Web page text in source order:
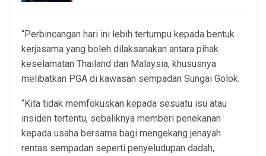
“Perbincangan hari ini lebih tertumpu kepada bentuk
kerjasama yang boleh dilaksanakan antara pihak
keselamatan Thailand dan Malaysia, khususnya
melibatkan PGA di kawasan sempadan Sungai Golok.
“Kita tidak memfokuskan kepada sesuatu isu atau
insiden tertentu, sebaliknya memberi penekanan
kepada usaha bersama bagi mengekang jenayah
rentas sempadan seperti penyeludupan dadah,